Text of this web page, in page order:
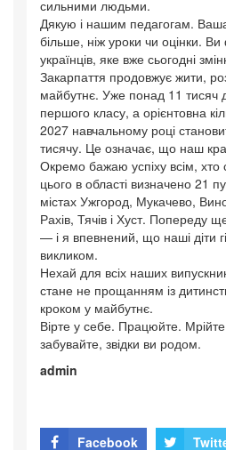
сильними людьми.
Дякую і нашим педагогам.
більше, ніж уроки чи оцінки.
українців, яке вже сьогодні
Закарпаття продовжує жити,
майбутнє. Уже понад 11 тисяч
першого класу, а орієнтовна
2027 навчальному році
тисячу. Це означає, що наш
Окремо бажаю успіху всім,
цього в області визначено 21
містах Ужгород, Мукачево,
Рахів, Тячів і Хуст. Попереду
— і я впевнений, що наші діти
викликом.
Нехай для всіх наших
стане не прощанням із
кроком у майбутнє.
Вірте у себе. Працюйте.
забувайте, звідки ви родом.
admin
Facebook